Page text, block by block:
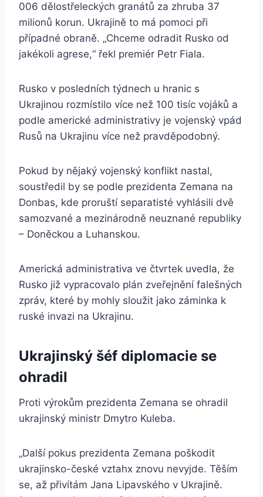
006 dělostřeleckých granátů za zhruba 37
milionů korun. Ukrajině to má pomoci při
případné obraně. „Chceme odradit Rusko od
jakékoli agrese,“ řekl premiér Petr Fiala.
Rusko v posledních týdnech u hranic s
Ukrajinou rozmístilo více než 100 tisíc vojáků a
podle americké administrativy je vojenský vpád
Rusů na Ukrajinu více než pravděpodobný.
Pokud by nějaký vojenský konflikt nastal,
soustředil by se podle prezidenta Zemana na
Donbas, kde proruští separatisté vyhlásili dvě
samozvané a mezinárodně neuznané republiky
– Doněckou a Luhanskou.
Americká administrativa ve čtvrtek uvedla, že
Rusko již vypracovalo plán zveřejnění falešných
zpráv, které by mohly sloužit jako záminka k
ruské invazi na Ukrajinu.
Ukrajinský šéf diplomacie se
ohradil
Proti výrokům prezidenta Zemana se ohradil
ukrajinský ministr Dmytro Kuleba.
„Další pokus prezidenta Zemana poškodit
ukrajinsko-české vztahx znovu nevyjde. Těším
se, až přivítám Jana Lipavského v Ukrajině.